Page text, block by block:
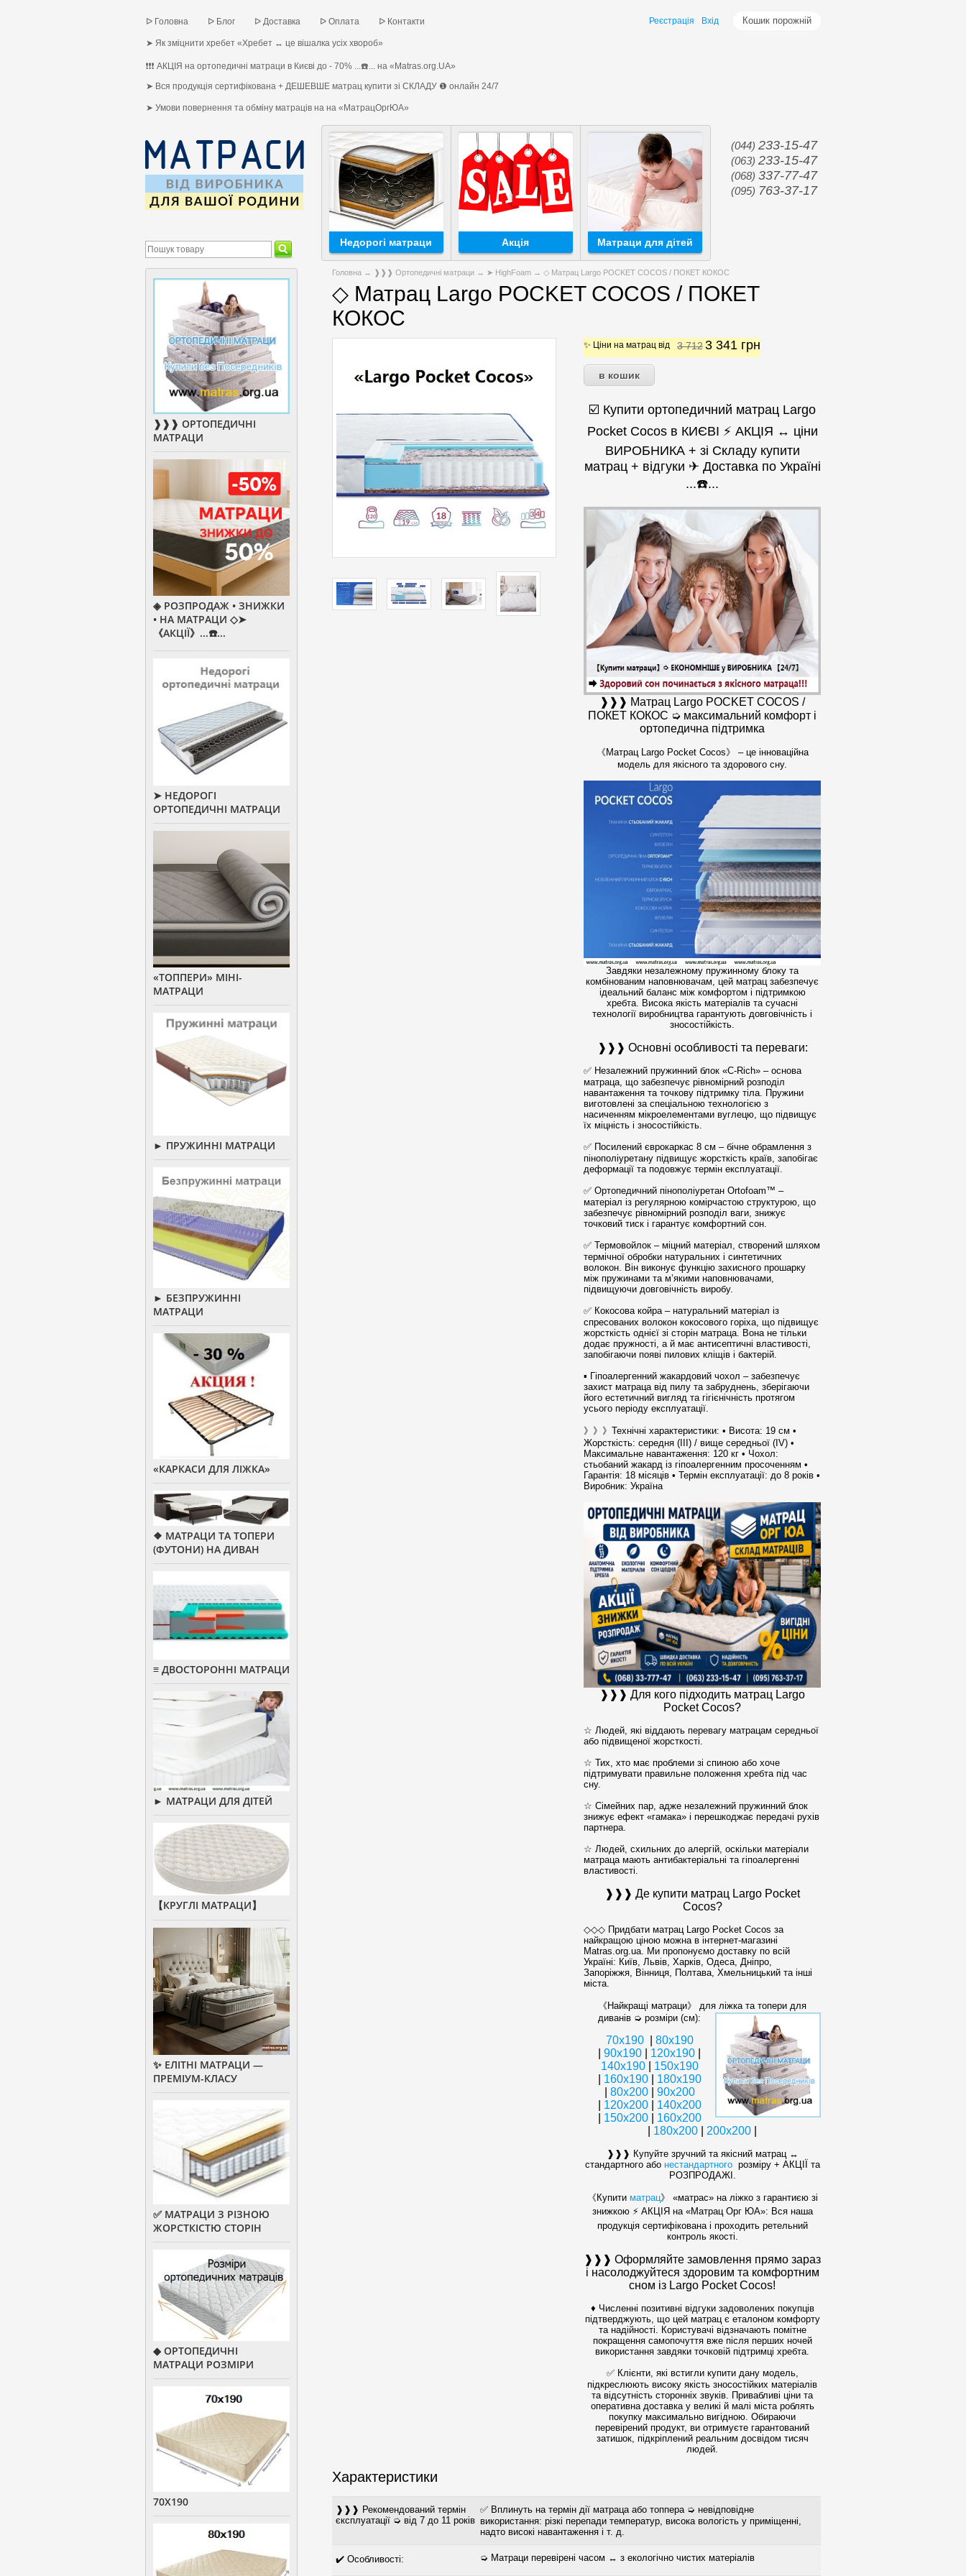
ᐅ Головна ᐅ Блог ᐅ Доставка ᐅ Оплата ᐅ Контакти
➤ Як зміцнити хребет «Хребет ↔ це вішалка усіх хвороб»
❗❗❗ АКЦІЯ на ортопедичні матраци в Києві до - 70% ...☎️... на «Matras.org.UA»
➤ Вся продукція сертифікована + ДЕШЕВШЕ матрац купити зі СКЛАДУ ❶ онлайн 24/7
➤ Умови повернення та обміну матраців на на «МатрацОргЮА»
Кошик порожній
Реєстрація Вхід
(044) 233-15-47
(063) 233-15-47
(068) 337-77-47
(095) 763-37-17
Недорогі матраци Акція Матраци для дітей
Головна → ❱❱❱ Ортопедичні матраци → ➤ HighFoam → ◇ Матрац Largo POCKET COCOS / ПОКЕТ КОКОС
◇ Матрац Largo POCKET COCOS / ПОКЕТ
КОКОС
✨ Ціни на матрац від 3 7123 341 грн
☑️ Купити ортопедичний матрац Largo
Pocket Cocos в КИЄВІ ⚡ АКЦІЯ ↔ ціни
ВИРОБНИКА + зі Складу купити
матрац + відгуки ✈ Доставка по Україні
...☎️...
❱❱❱ Матрац Largo POCKET COCOS /
ПОКЕТ КОКОС ➭ максимальний комфорт і
ортопедична підтримка
《Матрац Largo Pocket Cocos》 – це інноваційна
модель для якісного та здорового сну.
Завдяки незалежному пружинному блоку та
комбінованим наповнювачам, цей матрац забезпечує
ідеальний баланс між комфортом і підтримкою
хребта. Висока якість матеріалів та сучасні
технології виробництва гарантують довговічність і
зносостійкість.
❱❱❱ Основні особливості та переваги:
✅ Незалежний пружинний блок «C-Rich» – основа
матраца, що забезпечує рівномірний розподіл
навантаження та точкову підтримку тіла. Пружини
виготовлені за спеціальною технологією з
насиченням мікроелементами вуглецю, що підвищує
їх міцність і зносостійкість.
✅ Посилений єврокаркас 8 см – бічне обрамлення з
пінополіуретану підвищує жорсткість країв, запобігає
деформації та подовжує термін експлуатації.
✅ Ортопедичний пінополіуретан Ortofoam™ –
матеріал із регулярною комірчастою структурою, що
забезпечує рівномірний розподіл ваги, знижує
точковий тиск і гарантує комфортний сон.
✅ Термовойлок – міцний матеріал, створений шляхом
термічної обробки натуральних і синтетичних
волокон. Він виконує функцію захисного прошарку
між пружинами та м’якими наповнювачами,
підвищуючи довговічність виробу.
✅ Кокосова койра – натуральний матеріал із
спресованих волокон кокосового горіха, що підвищує
жорсткість однієї зі сторін матраца. Вона не тільки
додає пружності, а й має антисептичні властивості,
запобігаючи появі пилових кліщів і бактерій.
▪︎ Гіпоалергенний жакардовий чохол – забезпечує
захист матраца від пилу та забруднень, зберігаючи
його естетичний вигляд та гігієнічність протягом
усього періоду експлуатації.
》》》Технічні характеристики: • Висота: 19 см •
Жорсткість: середня (III) / вище середньої (IV) •
Максимальне навантаження: 120 кг • Чохол:
стьобаний жакард із гіпоалергенним просоченням •
Гарантія: 18 місяців • Термін експлуатації: до 8 років •
Виробник: Україна
❱❱❱ Для кого підходить матрац Largo
Pocket Cocos?
☆ Людей, які віддають перевагу матрацам середньої
або підвищеної жорсткості.
☆ Тих, хто має проблеми зі спиною або хоче
підтримувати правильне положення хребта під час
сну.
☆ Сімейних пар, адже незалежний пружинний блок
знижує ефект «гамака» і перешкоджає передачі рухів
партнера.
☆ Людей, схильних до алергій, оскільки матеріали
матраца мають антибактеріальні та гіпоалергенні
властивості.
❱❱❱ Де купити матрац Largo Pocket
Cocos?
◇◇◇ Придбати матрац Largo Pocket Cocos за
найкращою ціною можна в інтернет-магазині
Matras.org.ua. Ми пропонуємо доставку по всій
Україні: Київ, Львів, Харків, Одеса, Дніпро,
Запоріжжя, Вінниця, Полтава, Хмельницький та інші
міста.
《Найкращі матраци》 для ліжка та топери для
диванів ➭ розміри (см):
70х190| 80х190
90х190 120x190
140х190
150x190
160x190| 180x190
80x200| 90x200
120x200| 140x200
150x200| 160х200
180х200 200x200
❱❱❱ Купуйте зручний та якісний матрац ↔
стандартного або нестандартногорозміру + АКЦІЇ та
РОЗПРОДАЖІ.
《Купити матрац》 «матрас» на ліжко з гарантиєю зі
знижкою ⚡ АКЦІЯ на «Матрац Орг ЮА»: Вся наша
продукція сертифікована і проходить ретельний
контроль якості.
❱❱❱ Оформляйте замовлення прямо зараз
і насолоджуйтеся здоровим та комфортним
сном із Largo Pocket Cocos!
♦ Численні позитивні відгуки задоволених покупців
підтверджують, що цей матрац є еталоном комфорту
та надійності. Користувачі відзначають помітне
покращення самопочуття вже після перших ночей
використання завдяки точковій підтримці хребта.
✅ Клієнти, які встигли купити дану модель,
підкреслюють високу якість зносостійких матеріалів
та відсутність сторонніх звуків. Привабливі ціни та
оперативна доставка у великі й малі міста роблять
покупку максимально вигідною. Обираючи
перевірений продукт, ви отримуєте гарантований
затишок, підкріплений реальним досвідом тисяч
людей.
Характеристики
❱❱❱ Рекомендований термін
єксплуатації ➭ від 7 до 11 років
✅ Вплинуть на термін дії матраца або топпера ➭ невідповідне
використання: різкі перепади температур, висока вологість у приміщенні,
надто високі навантаження і т. д.
✔️ Особливості: ➭ Матраци перевірені часом ↔ з екологічно чистих матеріалів
❱❱❱ ОРТОПЕДИЧНІ
МАТРАЦИ
◈ РОЗПРОДАЖ • ЗНИЖКИ
• НА МАТРАЦИ ◇➤
《АКЦІЇ》...☎️...
➤ НЕДОРОГІ
ОРТОПЕДИЧНІ МАТРАЦИ
«ТОППЕРИ» МІНІ-
МАТРАЦИ
► ПРУЖИННІ МАТРАЦИ
► БЕЗПРУЖИННІ
МАТРАЦИ
«КАРКАСИ ДЛЯ ЛІЖКА»
❖ МАТРАЦИ ТА ТОПЕРИ
(ФУТОНИ) НА ДИВАН
≡ ДВОСТОРОННІ МАТРАЦИ
► МАТРАЦИ ДЛЯ ДІТЕЙ
【КРУГЛІ МАТРАЦИ】
✨ ЕЛІТНІ МАТРАЦИ —
ПРЕМІУМ-КЛАСУ
✅ МАТРАЦИ З РІЗНОЮ
ЖОРСТКІСТЮ СТОРІН
◆ ОРТОПЕДИЧНІ
МАТРАЦИ РОЗМІРИ
70Х190